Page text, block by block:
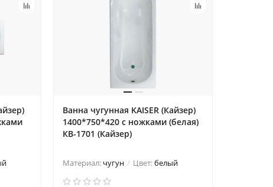
Ванна чугунная KAISER (Кайзер)
1400*750*420 с ножками (белая)
КВ-1701 (Кайзер)
Материал: чугун Цвет:белый